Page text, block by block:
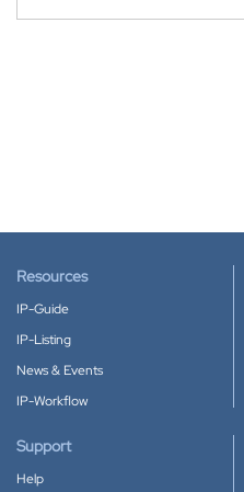
Resources
IP-Guide
IP-Listing
News & Events
IP-Workflow
Support
Help